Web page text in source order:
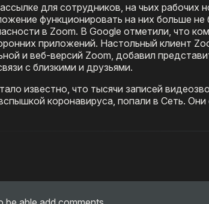
для сотрудников, на чьих рабочих
функционировать на них больше
в Zoom. В Google отметили, что
приложений. Настольный клиент
и веб-версий Zoom, добавил
с близкими и друзьями.
известно, что тысячи записей
коронавируса, попали в Сеть.